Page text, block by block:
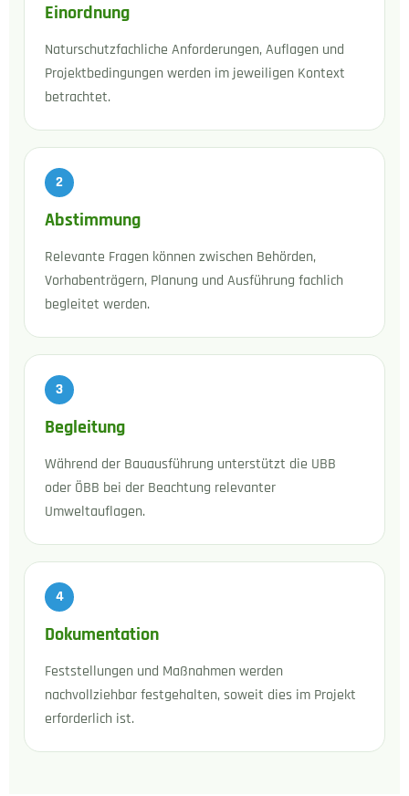
Einordnung
Naturschutzfachliche Anforderungen, Auflagen und
Projektbedingungen werden im jeweiligen Kontext
betrachtet.
2
Abstimmung
Relevante Fragen können zwischen Behörden,
Vorhabenträgern, Planung und Ausführung fachlich
begleitet werden.
3
Begleitung
Während der Bauausführung unterstützt die UBB
oder ÖBB bei der Beachtung relevanter
Umweltauflagen.
4
Dokumentation
Feststellungen und Maßnahmen werden
nachvollziehbar festgehalten, soweit dies im Projekt
erforderlich ist.